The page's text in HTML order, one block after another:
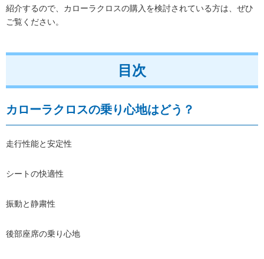
紹介するので、カローラクロスの購入を検討されている方は、ぜひ
ご覧ください。
目次
カローラクロスの乗り心地はどう？
走行性能と安定性
シートの快適性
振動と静粛性
後部座席の乗り心地